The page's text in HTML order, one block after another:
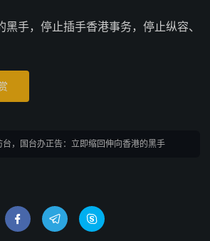
手，停止插手香港事务，停止纵容、
台，国台办正告：立即缩回伸向香港的黑手
  